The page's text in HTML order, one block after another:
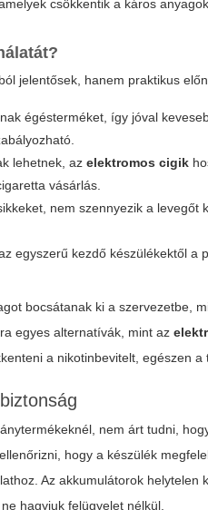
csökkentik a káros
jelentősek, hanem praktikus
égésterméket, így jóval
lehetnek, azelektromos cigik
vásárlás.
nem szennyezik a levegőt
egyszerű kezdő készülékektől a
bocsátanak ki a szervezetbe,
egyes alternatívák, mint az
a nikotinbevitelt, egészen a
nem árt tudni,
hogy a készülék
Az akkumulátorok helytelen
hagyjuk felügyelet nélkül.